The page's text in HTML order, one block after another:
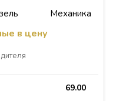
Механика
в цену
69.00